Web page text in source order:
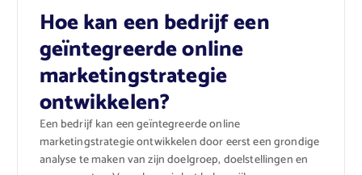
Hoe kan een bedrijf een
geïntegreerde online
marketingstrategie
ontwikkelen?
Een bedrijf kan een geïntegreerde online
marketingstrategie ontwikkelen door eerst een grondige
analyse te maken van zijn doelgroep, doelstellingen en